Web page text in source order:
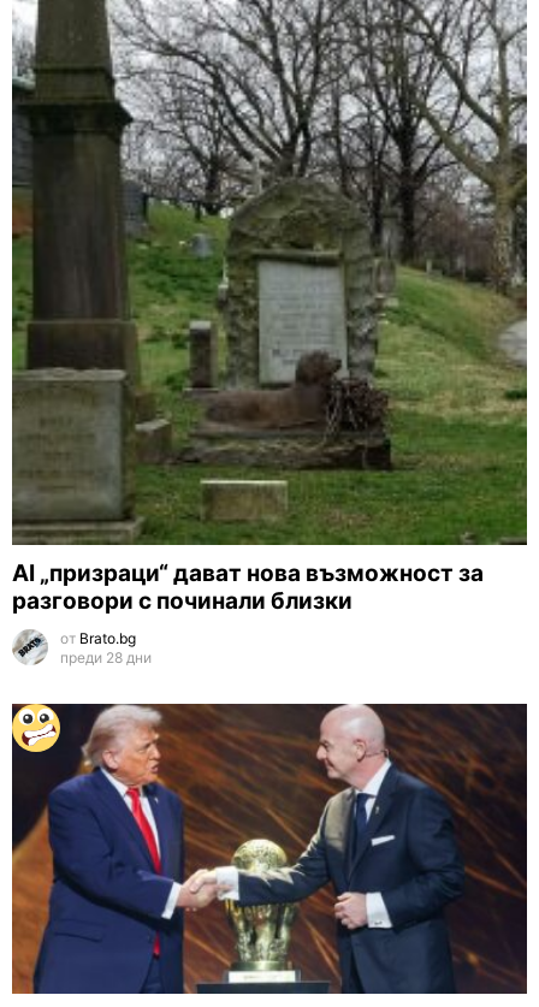
AI „призраци“ дават нова възможност за
разговори с починали близки
от Brato.bg
преди 28 дни